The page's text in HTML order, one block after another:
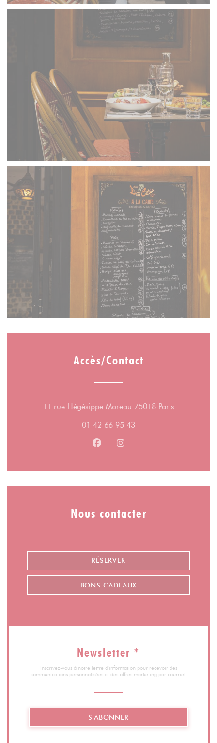
Accès/Contact
11 rue Hégésippe Moreau 75018 Paris
01 42 66 95 43
Facebook ((ouvre une nouvelle
Instagram ((ouvre une
Nous contacter
RÉSERVER
BONS CADEAUX
Newsletter *
Inscrivez-vous à notre lettre d'information pour recevoir des
communications personnalisées et des offres marketing par courriel.
S'ABONNER